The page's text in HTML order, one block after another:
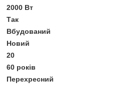
2000 Вт
Так
Вбудований
Новий
20
60 років
Перехресний